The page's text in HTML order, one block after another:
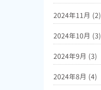
2024年11月 (2)
2024年10月 (3)
2024年9月 (3)
2024年8月 (4)